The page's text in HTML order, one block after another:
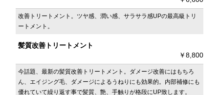
改善トリートメント。ツヤ感、潤い感、サラサラ感UPの最高級トリ
ートメント。
髪質改善トリートメント
￥8,800
今話題、最新の髪質改善トリートメント。ダメージ改善にはもちろ
ん、エイジング毛、ダメージによるうねりにも効果的。内部補修にも
優れていて繰り返す事で髪質、艶、手触りが格段にUP致します。